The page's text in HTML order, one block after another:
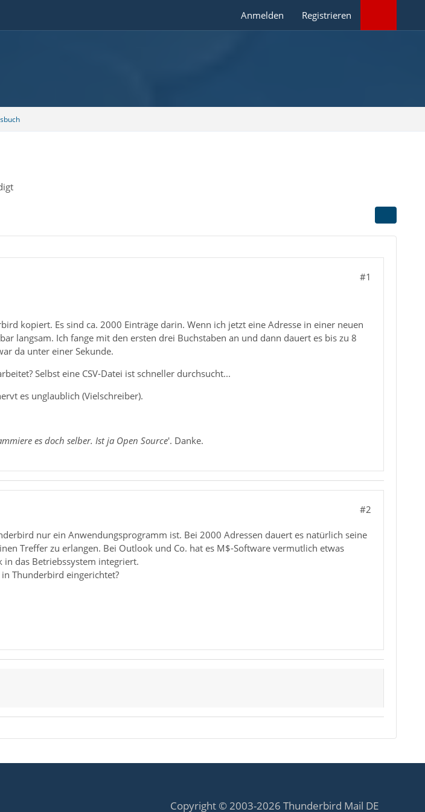
Anmelden Registrieren
#1
kopiert. Es sind ca. 2000 Einträge darin. Wenn ich jetzt eine Adresse in einer neuen
langsam. Ich fange mit den ersten drei Buchstaben an und dann dauert es bis zu 8
da unter einer Sekunde.
Selbst eine CSV-Datei ist schneller durchsucht...
es unglaublich (Vielschreiber).
es doch selber. Ist ja Open Source'. Danke.
#2
nur ein Anwendungsprogramm ist. Bei 2000 Adressen dauert es natürlich seine
Treffer zu erlangen. Bei Outlook und Co. hat es M$-Software vermutlich etwas
in das Betriebssystem integriert.
Thunderbird eingerichtet?
Copyright © 2003-2026 Thunderbird Mail DE